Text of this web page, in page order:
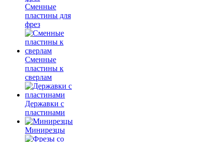
Сменные
пластины для
фрез
Сменные
пластины к
сверлам
Державки с
пластинами
Минирезцы